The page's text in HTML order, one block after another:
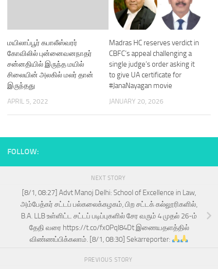
மயிலாப்பூர் கபாலீஸ்வரர்
கோவிலில் புன்னைவனநாதர்
சன்னதியில் இருந்த மயில்
சிலையின் அலகில் மலர் தான்
இருந்தது
APRIL 5, 2022
Madras HC reserves verdict in
CBFC’s appeal challenging a
single judge’s order asking it
to give UA certificate for
#JanaNayagan movie
JANUARY 20, 2026
FOLLOW:
NEXT STORY
[8/1, 08:27] Advt Manoj Delhi: School of Excellence in Law,
அம்பேத்கர் சட்டப் பல்கலைக்கழகம், பிற சட்டக் கல்லூரிகளில்,
B.A. LLB உள்ளிட்ட சட்டப் படிப்புகளில் சேர வரும் 4 முதல் 26-ம்
தேதி வரை https://t.co/fx0Pql84Dt இணையதளத்தில்
விண்ணப்பிக்கலாம். [8/1, 08:30] Sekarreporter:
PREVIOUS STORY